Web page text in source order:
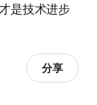
是技术进步
分享